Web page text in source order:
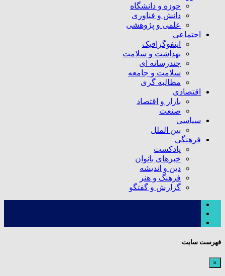
حوزه و دانشگاه
دانش و فناوری
علمی و پژوهشی
اجتماعی
اینفوگرافیک
بهداشت و سلامت
چندرسانه ای
سلامت و جامعه
مطالبه گری
اقتصادی
بازار و اقتصاد
صنعت
سیاسی
بین الملل
فرهنگی
پادکست
خبرهای بانوان
دین و اندیشه
فرهنگ و هنر
گزارش و گفتگو
فهرست سایت
×